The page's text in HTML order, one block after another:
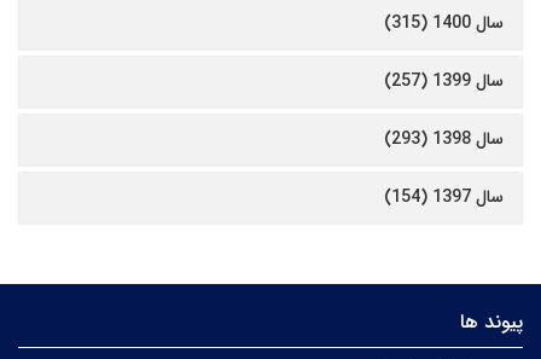
سال 1400 (315)
سال 1399 (257)
سال 1398 (293)
سال 1397 (154)
پیوند ها